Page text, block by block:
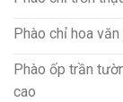
Phào chỉ hoa
Phào ốp trần
cao